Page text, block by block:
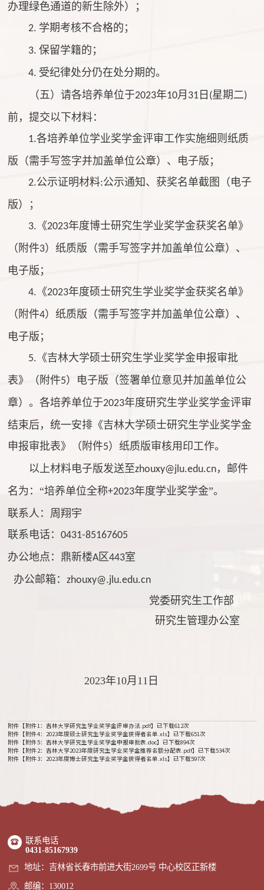
办理绿色通道的新生除外）；
2. 学期考核不合格的；
3.保留学籍的；
4. 受纪律处分仍在处分期的。
（五）请各培养单位于2023年10月 31 日 (星期二)
前，提交以下材料：
1.各培养单位学业奖学金评审工作实施细则纸质
版（需手写签字并加盖单位公章）、电子版；
2.公示证明材料:公示通知、获奖名单截图（电子
版）；
3. 《2023年度博士研究生学业奖学金获奖名单》
（附件3）纸质版（需手写签字并加盖单位公章）、
电子版；
4. 《2023年度硕士研究生学业奖学金获奖名单》
（附件4）纸质版（需手写签字并加盖单位公章）、
电子版；
5. 《吉林大学硕士研究生学业奖学金申报审批
表》（附件5）电子版（签署单位意见并加盖单位公
章）。各培养单位于2023年度研究生学业奖学金评审
结束后，统一安排《吉林大学硕士研究生学业奖学金
申报审批表》（附件5）纸质版审核用印工作。
以上材料电子版发送至zhouxy@jlu.edu.cn，邮件
名为：“培养单位全称+2023年度学业奖学金”。
联系人：周翔宇
联系电话：0431-85167605
办公地点：鼎新楼A区443室
办公邮箱：zhouxy@.jlu.edu.cn
党委研究生工作部
研究生管理办公室
2023年10月11日
附件【附件1：吉林大学研究生学业奖学金评审办法.pdf】已下载612次
附件【附件4：2023年度硕士研究生学业奖学金获得者名单.xls】已下载651次
附件【附件5：吉林大学研究生学业奖学金申报审批表.doc】已下载894次
附件【附件2：吉林大学2023年度研究生学业奖学金推荐名额分配表.pdf】已下载534次
附件【附件3：2023年度博士研究生学业奖学金获得者名单.xls】已下载597次
联系电话
0431-85167939
地址：吉林省长春市前进大街2699号 中心校区正新楼
邮编：130012